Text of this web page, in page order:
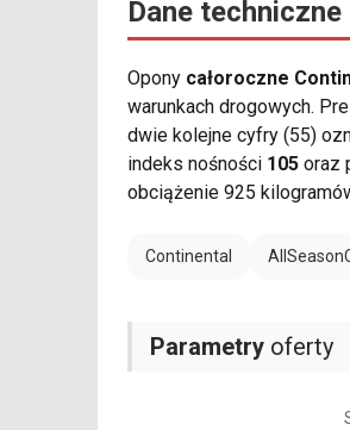
Dane techniczne
Opony całoroczne
warunkach drogowych.
dwie kolejne cyfry (55)
indeks nośności 105 oraz
obciążenie 925
Continental
Parametry oferty